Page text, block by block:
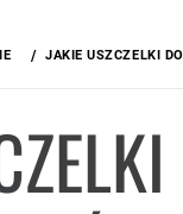
JAKIE USZCZELKI